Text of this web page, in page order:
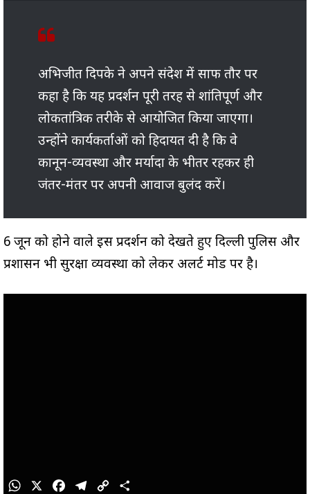
अभिजीत दिपके ने अपने संदेश में साफ तौर पर
कहा है कि यह प्रदर्शन पूरी तरह से शांतिपूर्ण और
लोकतांत्रिक तरीके से आयोजित किया जाएगा।
उन्होंने कार्यकर्ताओं को हिदायत दी है कि वे
कानून-व्यवस्था और मर्यादा के भीतर रहकर ही
जंतर-मंतर पर अपनी आवाज बुलंद करें।
6 जून को होने वाले इस प्रदर्शन को देखते हुए दिल्ली पुलिस और
प्रशासन भी सुरक्षा व्यवस्था को लेकर अलर्ट मोड पर है।
W